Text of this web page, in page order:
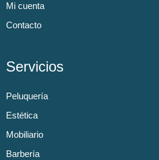
Mi cuenta
Contacto
Servicios
Peluquería
Estética
Mobiliario
Barbería